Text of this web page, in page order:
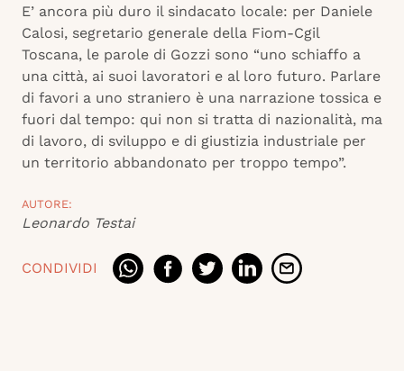
E’ ancora più duro il sindacato locale: per Daniele
Calosi, segretario generale della Fiom-Cgil
Toscana, le parole di Gozzi sono “uno schiaffo a
una città, ai suoi lavoratori e al loro futuro. Parlare
di favori a uno straniero è una narrazione tossica e
fuori dal tempo: qui non si tratta di nazionalità, ma
di lavoro, di sviluppo e di giustizia industriale per
un territorio abbandonato per troppo tempo”.
AUTORE:
Leonardo Testai
CONDIVIDI